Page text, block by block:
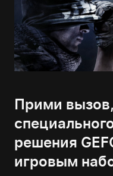
Прими
решения
игровым